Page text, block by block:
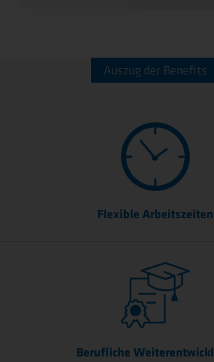
Auszug der Benefits
Flexible Arbeitszeiten
Berufliche